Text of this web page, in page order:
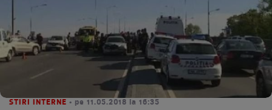
STIRI INTERNE • pe 11.05.2018 la 16:35